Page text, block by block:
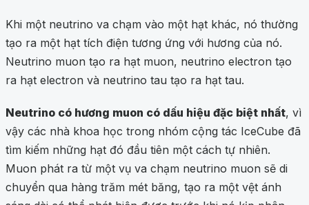
Khi một neutrino va chạm vào một hạt khác, nó thường
tạo ra một hạt tích điện tương ứng với hương của nó.
Neutrino muon tạo ra hạt muon, neutrino electron tạo
ra hạt electron và neutrino tau tạo ra hạt tau.
Neutrino có hương muon có dấu hiệu đặc biệt nhất, vì
vậy các nhà khoa học trong nhóm cộng tác IceCube đã
tìm kiếm những hạt đó đầu tiên một cách tự nhiên.
Muon phát ra từ một vụ va chạm neutrino muon sẽ di
chuyển qua hàng trăm mét băng, tạo ra một vệt ánh